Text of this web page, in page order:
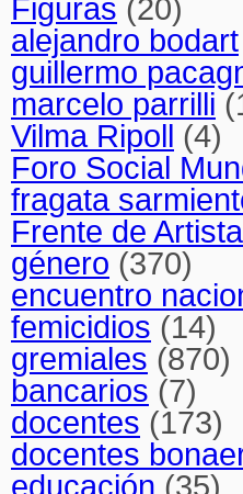
Figuras (20)
alejandro bodart
guillermo
marcelo parrilli
Vilma Ripoll (4)
Foro Social
fragata
Frente de
género (370)
encuentro
femicidios (14)
gremiales (870)
bancarios (7)
docentes (173)
docentes
educación (35)